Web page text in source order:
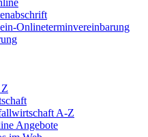
Onlineterminvereinbarung
A-Z
Angebote